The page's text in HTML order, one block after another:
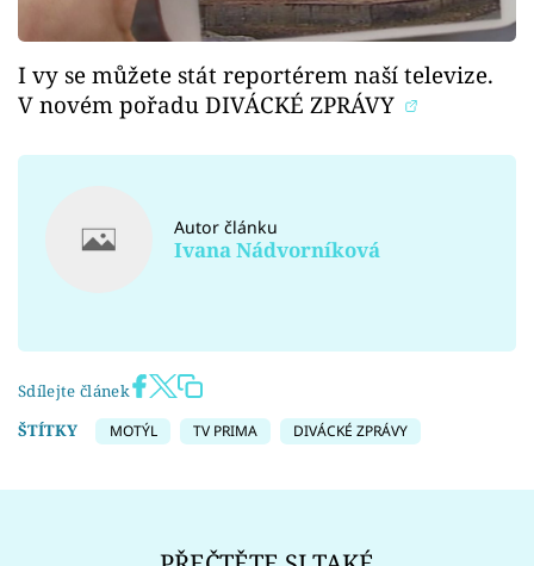
I vy se můžete stát reportérem naší televize.
V novém pořadu DIVÁCKÉ ZPRÁVY
Autor článku
Ivana Nádvorníková
Sdílejte článek
ŠTÍTKY
MOTÝL TV PRIMA DIVÁCKÉ ZPRÁVY